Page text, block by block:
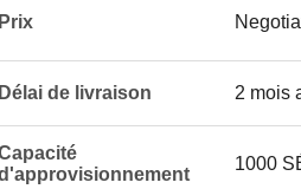
Prix
Délai de livraison 2 mois
1000